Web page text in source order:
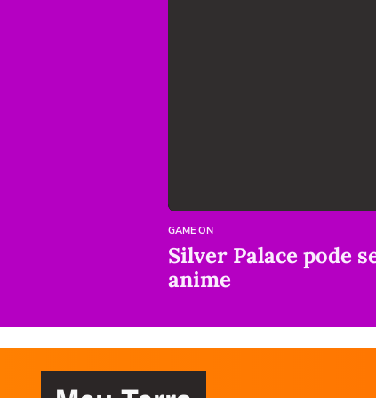
GAME ON
Silver Palace pode
anime